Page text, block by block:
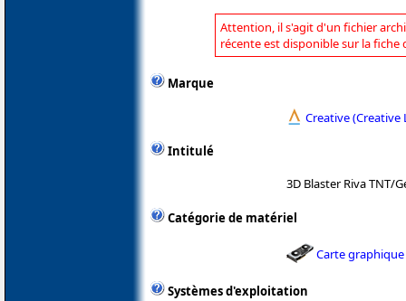
Attention, il s'agit d'un fichier
récente est disponible sur la fiche
Marque
Creative (Creative
Intitulé
3D Blaster Riva TNT/
Catégorie de matériel
Carte graphique
Systèmes d'exploitation